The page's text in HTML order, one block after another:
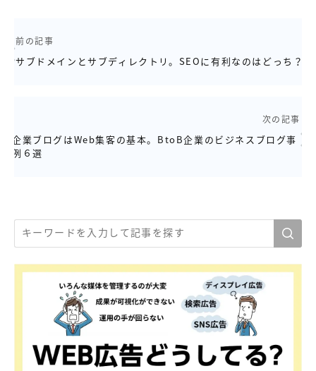
前の記事
サブドメインとサブディレクトリ。SEOに有利なのはどっち？
次の記事
企業ブログはWeb集客の基本。BtoB企業のビジネスブログ事
例６選